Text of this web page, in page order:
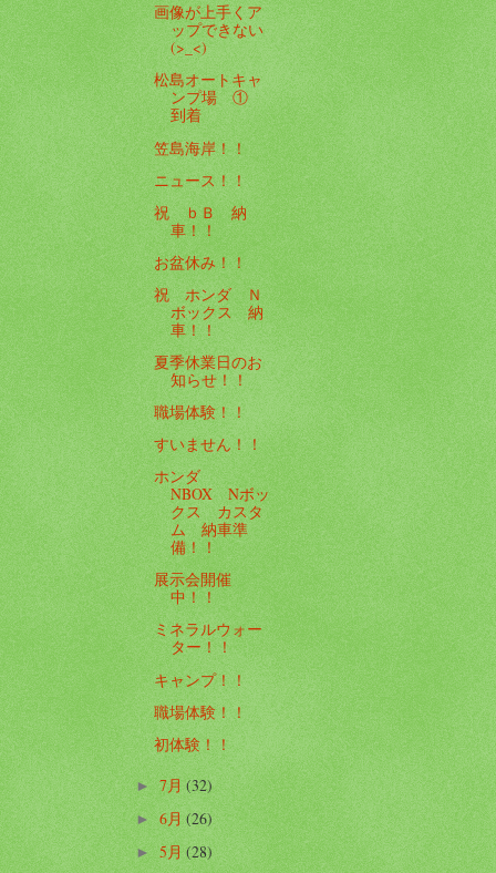
画像が上手くア
ップできない
(>_<)
松島オートキャ
ンプ場 ①
到着
笠島海岸！！
ニュース！！
祝 ｂＢ 納
車！！
お盆休み！！
祝 ホンダ Ｎ
ボックス 納
車！！
夏季休業日のお
知らせ！！
職場体験！！
すいません！！
ホンダ
NBOX Nボッ
クス カスタ
ム 納車準
備！！
展示会開催
中！！
ミネラルウォー
ター！！
キャンプ！！
職場体験！！
初体験！！
►7月(32)
►6月(26)
►5月(28)